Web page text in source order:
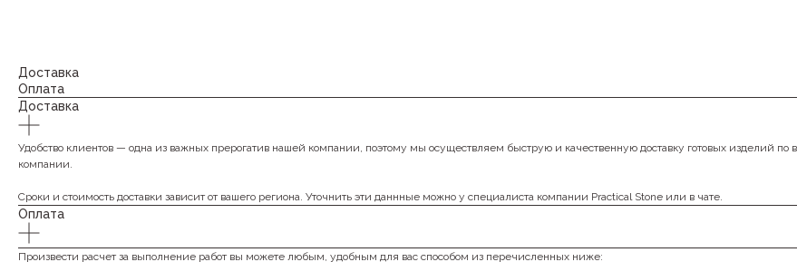
Доставка
Оплата
Доставка
Удобство клиентов — одна из важных прерогатив нашей компании, поэтому мы осуществляем быструю и качественную доставку готовых изделий по
компании.
Сроки и стоимость доставки зависит от вашего региона. Уточнить эти даннные можно у специалиста компании Practical Stone или в чате.
Оплата
Произвести расчет за выполнение работ вы можете любым, удобным для вас способом из перечисленных ниже: